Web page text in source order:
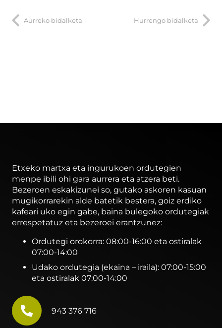
Aurreko bidalketa Hurrengo bidalketa
Etxeko martxa eta ingurukoen ordutegien
menpe ibili ohi gara aurrera eta atzera beti.
Bezeroen eskakizunei so, gutako askoren kasuan
mugikorrarekin alde batetik bestera, goiz erdiko
kafeari uko egin gabe, baina bulegoko ordutegiak
errespetatuz eta bezeroei erantzunez:
Ordutegi orokorra: 08:00-16:00 eta ostiralak
07:00-14:00
Udako ordutegia (ekaina – iraila): 07:00-15:00
eta ostiralak 07:00-14:00
943 376 716